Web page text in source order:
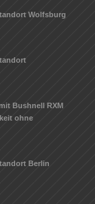
Wolfsburg
Bushnell RXM
ohne
Berlin